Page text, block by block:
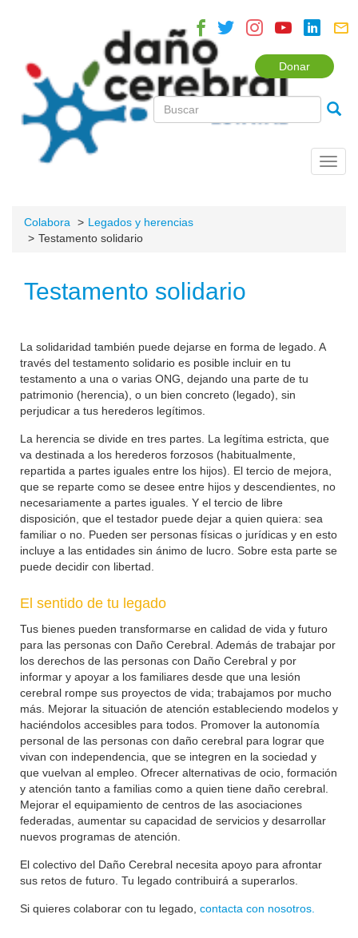
Donar
Colabora
Legados y herencias
Testamento solidario
Testamento solidario
La solidaridad también puede dejarse en forma de legado. A
través del testamento solidario es posible incluir en tu
testamento a una o varias ONG, dejando una parte de tu
patrimonio (herencia), o un bien concreto (legado), sin
perjudicar a tus herederos legítimos.
La herencia se divide en tres partes. La legítima estricta, que
va destinada a los herederos forzosos (habitualmente,
repartida a partes iguales entre los hijos). El tercio de mejora,
que se reparte como se desee entre hijos y descendientes, no
necesariamente a partes iguales. Y el tercio de libre
disposición, que el testador puede dejar a quien quiera: sea
familiar o no. Pueden ser personas físicas o jurídicas y en esto
incluye a las entidades sin ánimo de lucro. Sobre esta parte se
puede decidir con libertad.
El sentido de tu legado
Tus bienes pueden transformarse en calidad de vida y futuro
para las personas con Daño Cerebral. Además de trabajar por
los derechos de las personas con Daño Cerebral y por
informar y apoyar a los familiares desde que una lesión
cerebral rompe sus proyectos de vida; trabajamos por mucho
más. Mejorar la situación de atención estableciendo modelos y
haciéndolos accesibles para todos. Promover la autonomía
personal de las personas con daño cerebral para lograr que
vivan con independencia, que se integren en la sociedad y
que vuelvan al empleo. Ofrecer alternativas de ocio, formación
y atención tanto a familias como a quien tiene daño cerebral.
Mejorar el equipamiento de centros de las asociaciones
federadas, aumentar su capacidad de servicios y desarrollar
nuevos programas de atención.
El colectivo del Daño Cerebral necesita apoyo para afrontar
sus retos de futuro. Tu legado contribuirá a superarlos.
Si quieres colaborar con tu legado, contacta con nosotros.